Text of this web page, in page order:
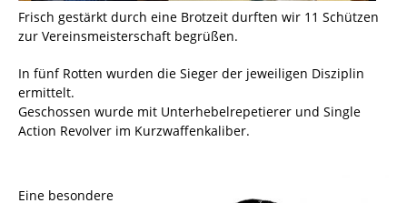
Frisch gestärkt durch eine Brotzeit durften wir 11 Schützen
zur Vereinsmeisterschaft begrüßen.
In fünf Rotten wurden die Sieger der jeweiligen Disziplin
ermittelt.
Geschossen wurde mit Unterhebelrepetierer und Single
Action Revolver im Kurzwaffenkaliber.
Eine besondere